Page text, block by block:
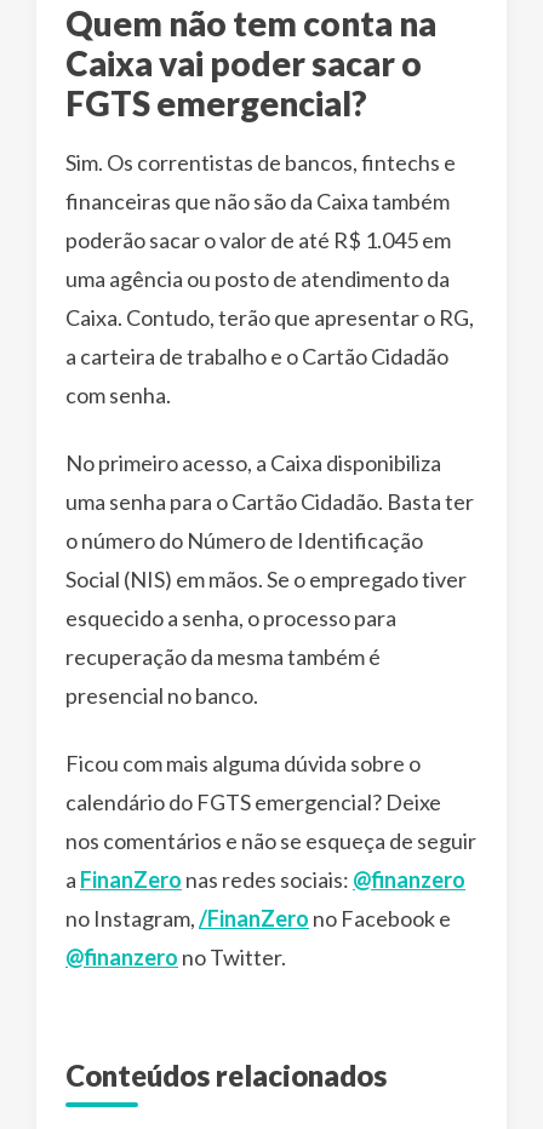
Quem não tem conta na
Caixa vai poder sacar o
FGTS emergencial?
Sim. Os correntistas de bancos, fintechs e
financeiras que não são da Caixa também
poderão sacar o valor de até R$ 1.045 em
uma agência ou posto de atendimento da
Caixa. Contudo, terão que apresentar o RG,
a carteira de trabalho e o Cartão Cidadão
com senha.
No primeiro acesso, a Caixa disponibiliza
uma senha para o Cartão Cidadão. Basta ter
o número do Número de Identificação
Social (NIS) em mãos. Se o empregado tiver
esquecido a senha, o processo para
recuperação da mesma também é
presencial no banco.
Ficou com mais alguma dúvida sobre o
calendário do FGTS emergencial? Deixe
nos comentários e não se esqueça de seguir
a FinanZero nas redes sociais: @finanzero
no Instagram,/FinanZero no Facebook e
@finanzero no Twitter.
Conteúdos relacionados